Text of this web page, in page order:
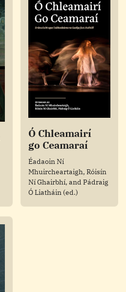
Ó Chleamairí
go Ceamaraí
Éadaoin Ní
Mhuircheartaigh, Róisín
Ní Ghairbhí, and Pádraig
Ó Liatháin (ed.)